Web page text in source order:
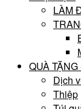
LÀM
QUÀ
Dịch
Thiệp